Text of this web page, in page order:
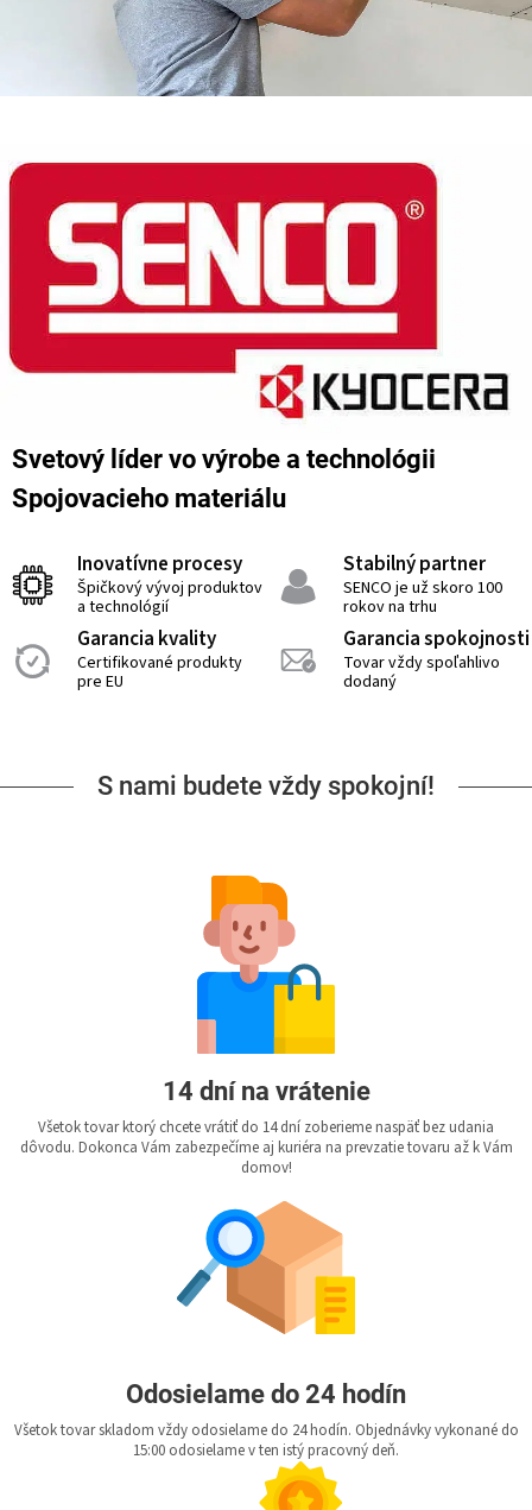
Svetový líder vo výrobe a technológii
Spojovacieho materiálu
Inovatívne procesy
Špičkový vývoj produktov
a technológií
Stabilný partner
SENCO je už skoro 100
rokov na trhu
Garancia kvality
Certifikované produkty
pre EU
Garancia spokojnosti
Tovar vždy spoľahlivo
dodaný
S nami budete vždy spokojní!
14 dní na vrátenie
Všetok tovar ktorý chcete vrátiť do 14 dní zoberieme naspäť bez udania
dôvodu. Dokonca Vám zabezpečíme aj kuriéra na prevzatie tovaru až k Vám
domov!
Odosielame do 24 hodín
Všetok tovar skladom vždy odosielame do 24 hodín. Objednávky vykonané do
15:00 odosielame v ten istý pracovný deň.